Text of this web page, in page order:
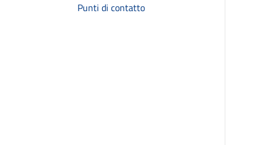
Punti di contatto